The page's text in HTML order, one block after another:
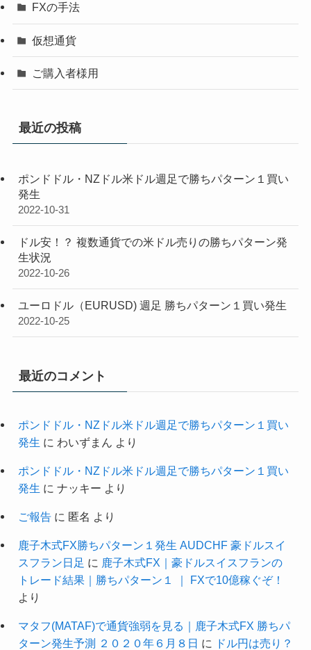
FXの手法
仮想通貨
ご購入者様用
最近の投稿
ポンドドル・NZドル米ドル週足で勝ちパターン１買い
発生
2022-10-31
ドル安！？ 複数通貨での米ドル売りの勝ちパターン発
生状況
2022-10-26
ユーロドル（EURUSD) 週足 勝ちパターン１買い発生
2022-10-25
最近のコメント
ポンドドル・NZドル米ドル週足で勝ちパターン１買い
発生 に わいずまん より
ポンドドル・NZドル米ドル週足で勝ちパターン１買い
発生 に ナッキー より
ご報告に 匿名 より
鹿子木式FX勝ちパターン１発生 AUDCHF 豪ドルスイ
スフラン日足 に 鹿子木式FX｜豪ドルスイスフランの
トレード結果｜勝ちパターン１ ｜ FXで10億稼ぐぞ！
より
マタフ(MATAF)で通貨強弱を見る｜鹿子木式FX 勝ちパ
ターン発生予測 ２０２０年６月８日 に
ドル円は売り？